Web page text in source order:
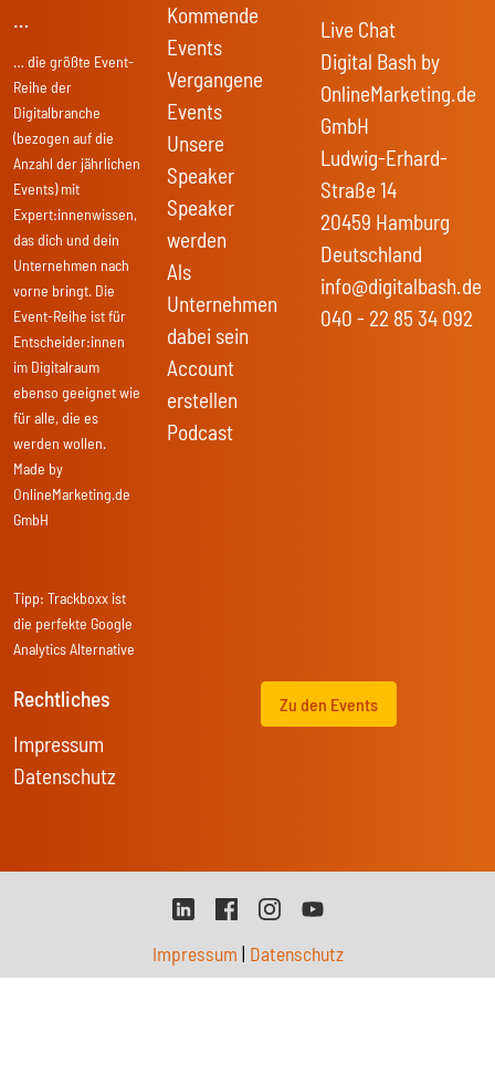
…
… die größte Event-
Reihe der
Digitalbranche
(bezogen auf die
Anzahl der jährlichen
Events) mit
Expert:innenwissen,
das dich und dein
Unternehmen nach
vorne bringt. Die
Event-Reihe ist für
Entscheider:innen
im Digitalraum
ebenso geeignet wie
für alle, die es
werden wollen.
Made by
OnlineMarketing.de
GmbH
Tipp: Trackboxx ist
die perfekte Google
Analytics Alternative
Kommende
Events
Vergangene
Events
Unsere
Speaker
Speaker
werden
Als
Unternehmen
dabei sein
Account
erstellen
Podcast
Live Chat
Digital Bash by
OnlineMarketing.de
GmbH
Ludwig-Erhard-
Straße 14
20459 Hamburg
Deutschland
info@digitalbash.de
040 - 22 85 34 092
Rechtliches
Impressum
Datenschutz
Zu den Events
Impressum | Datenschutz